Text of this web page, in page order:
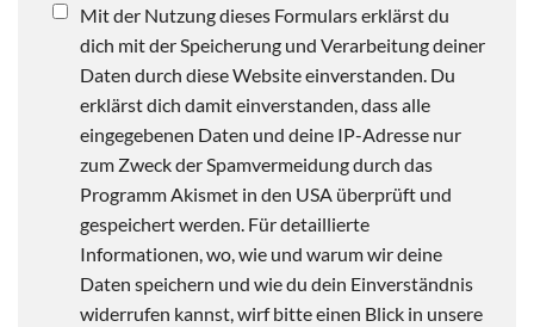
Mit der Nutzung dieses Formulars erklärst du
dich mit der Speicherung und Verarbeitung deiner
Daten durch diese Website einverstanden. Du
erklärst dich damit einverstanden, dass alle
eingegebenen Daten und deine IP-Adresse nur
zum Zweck der Spamvermeidung durch das
Programm Akismet in den USA überprüft und
gespeichert werden. Für detaillierte
Informationen, wo, wie und warum wir deine
Daten speichern und wie du dein Einverständnis
widerrufen kannst, wirf bitte einen Blick in unsere